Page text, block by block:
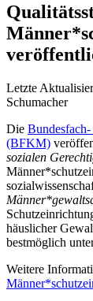
Letzte
Schumacher
Die
(BFKM)
sozialen
häuslicher
bestmöglich
Weitere